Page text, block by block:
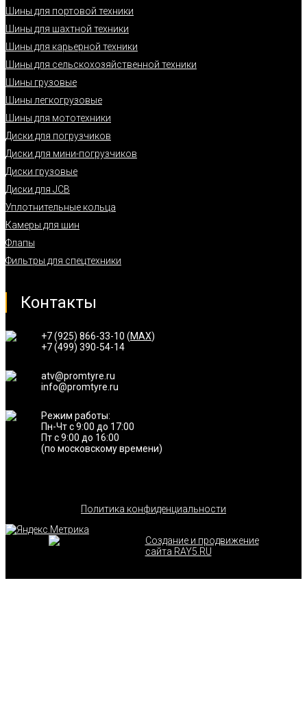
Шины для портовой техники
Шины для шахтной техники
Шины для карьерной техники
Шины для сельскохозяйственной техники
Шины грузовые
Шины легкогрузовые
Шины для мототехники
Диски для погрузчиков
Диски для мини-погрузчиков
Диски грузовые
Диски для JCB
Уплотнительные кольца
Камеры для шин
Флапы
Фильтры для спецтехники
Контакты
+7 (925) 866-33-10 (MAX)
+7 (499) 390-54-14
atv@promtyre.ru
info@promtyre.ru
Режим работы:
Пн-Чт с 9:00 до 17:00
Пт с 9:00 до 16:00
(по московскому времени)
Политика конфиденциальности
Создание и продвижение
сайта RAY5.RU